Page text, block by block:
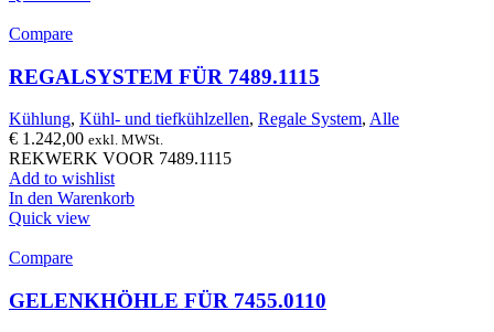
Compare
REGALSYSTEM FÜR 7489.1115
Kühlung, Kühl- und tiefkühlzellen, Regale System, Alle
€ 1.242,00 exkl. MWSt.
REKWERK VOOR 7489.1115
Add to wishlist
In den Warenkorb
Quick view
Compare
GELENKHÖHLE FÜR 7455.0110